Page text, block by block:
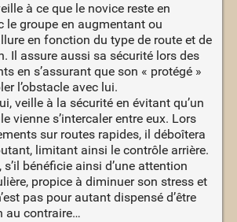
à ce que le novice reste en
le groupe en augmentant ou
en fonction du type de route et de
Il assure aussi sa sécurité lors des
en s’assurant que son « protégé »
l’obstacle avec lui.
veille à la sécurité en évitant qu’un
vienne s’intercaler entre eux. Lors
sur routes rapides, il déboîtera
limitant ainsi le contrôle arrière.
bénéficie ainsi d’une attention
propice à diminuer son stress et
pas pour autant dispensé d’être
au contraire…